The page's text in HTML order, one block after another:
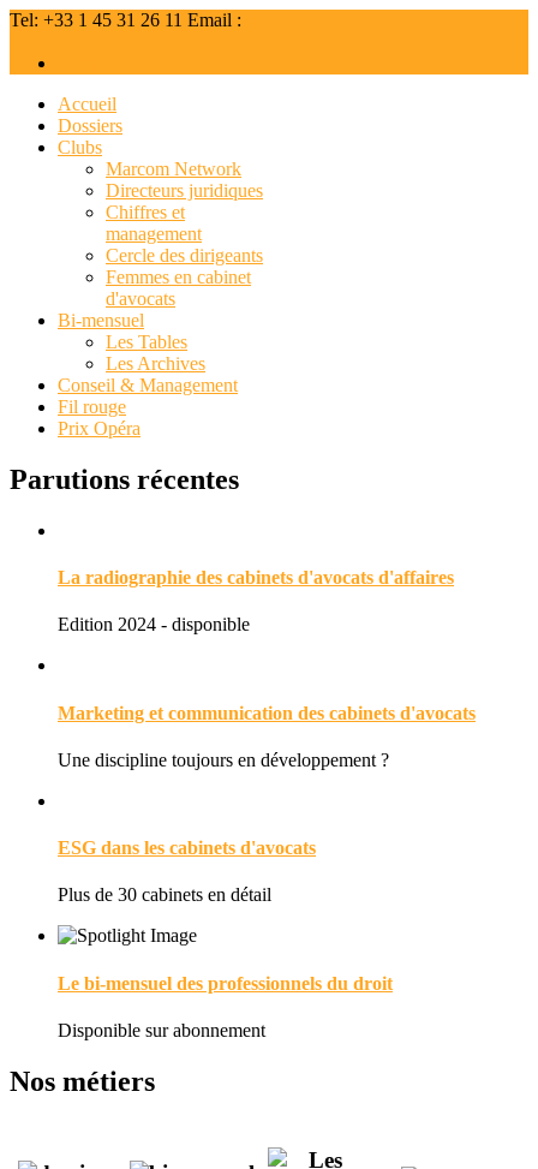
Tel: +33 1 45 31 26 11 Email :
Accueil
Dossiers
Clubs
Marcom Network
Directeurs juridiques
Chiffres et
management
Cercle des dirigeants
Femmes en cabinet
d'avocats
Bi-mensuel
Les Tables
Les Archives
Conseil & Management
Fil rouge
Prix Opéra
Parutions récentes
La radiographie des cabinets d'avocats d'affaires
Edition 2024 - disponible
Marketing et communication des cabinets d'avocats
Une discipline toujours en développement ?
ESG dans les cabinets d'avocats
Plus de 30 cabinets en détail
Le bi-mensuel des professionnels du droit
Disponible sur abonnement
Nos métiers